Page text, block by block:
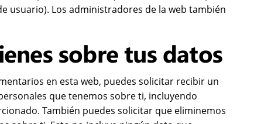
usuario). Los administradores de la web también
sobre tus datos
en esta web, puedes solicitar recibir un
que tenemos sobre ti, incluyendo
También puedes solicitar que eliminemos